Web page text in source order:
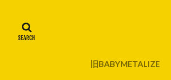
旧BABYMETALIZE